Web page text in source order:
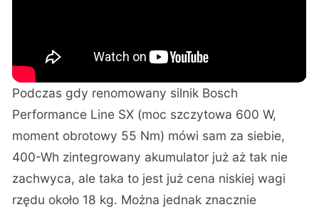
Podczas gdy renomowany silnik Bosch
Performance Line SX (moc szczytowa 600 W,
moment obrotowy 55 Nm) mówi sam za siebie,
400-Wh zintegrowany akumulator już aż tak nie
zachwyca, ale taka to jest już cena niskiej wagi
rzędu około 18 kg. Można jednak znacznie